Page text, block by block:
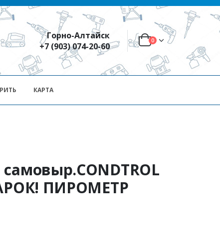
Горно-Алтайск
+7 (903) 074-20-60
0
КАРТА
ПИРОМЕТР